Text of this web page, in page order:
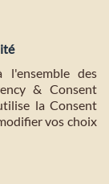
l'ensemble des
& Consent
la Consent
vos choix